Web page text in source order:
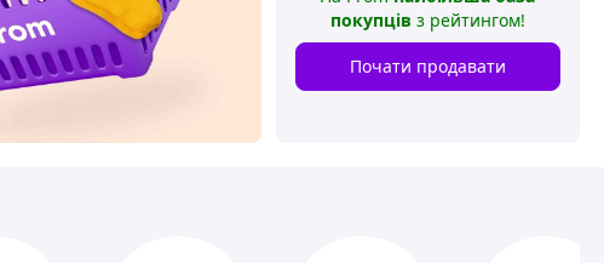
покупців з рейтингом!
Почати продавати